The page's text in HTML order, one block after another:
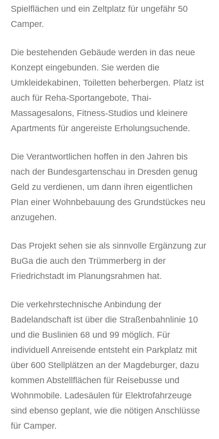
Spielflächen und ein Zeltplatz für ungefähr 50
Camper.
Die bestehenden Gebäude werden in das neue
Konzept eingebunden. Sie werden die
Umkleidekabinen, Toiletten beherbergen. Platz ist
auch für Reha-Sportangebote, Thai-
Massagesalons, Fitness-Studios und kleinere
Apartments für angereiste Erholungsuchende.
Die Verantwortlichen hoffen in den Jahren bis
nach der Bundesgartenschau in Dresden genug
Geld zu verdienen, um dann ihren eigentlichen
Plan einer Wohnbebauung des Grundstückes neu
anzugehen.
Das Projekt sehen sie als sinnvolle Ergänzung zur
BuGa die auch den Trümmerberg in der
Friedrichstadt im Planungsrahmen hat.
Die verkehrstechnische Anbindung der
Badelandschaft ist über die Straßenbahnlinie 10
und die Buslinien 68 und 99 möglich. Für
individuell Anreisende entsteht ein Parkplatz mit
über 600 Stellplätzen an der Magdeburger, dazu
kommen Abstellflächen für Reisebusse und
Wohnmobile. Ladesäulen für Elektrofahrzeuge
sind ebenso geplant, wie die nötigen Anschlüsse
für Camper.